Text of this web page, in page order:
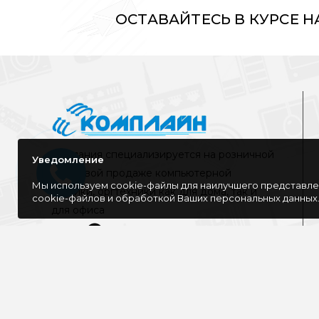
ОСТАВАЙТЕСЬ В КУРСЕ
Компания специализируется на розничной
и оптовой продаже компьютерной
техники, оргтехники как для дома, так и
для офиса
Уведомление
Мы используем cookie-файлы для наилучшего
cookie-файлов и обработкой Ваших персональных данных.